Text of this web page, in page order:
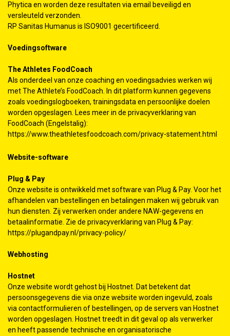
Phytica en worden deze resultaten via email beveiligd en
versleuteld verzonden.
RP Sanitas Humanus is ISO9001 gecertificeerd.
Voedingsoftware
The Athletes FoodCoach
Als onderdeel van onze coaching en voedingsadvies werken wij
met The Athlete’s FoodCoach. In dit platform kunnen gegevens
zoals voedingslogboeken, trainingsdata en persoonlijke doelen
worden opgeslagen. Lees meer in de privacyverklaring van
FoodCoach (Engelstalig):
https://www.theathletesfoodcoach.com/privacy-statement.html
Website-software
Plug & Pay
Onze website is ontwikkeld met software van Plug & Pay. Voor het
afhandelen van bestellingen en betalingen maken wij gebruik van
hun diensten. Zij verwerken onder andere NAW-gegevens en
betaalinformatie. Zie de privacyverklaring van Plug & Pay:
https://plugandpay.nl/privacy-policy/
Webhosting
Hostnet
Onze website wordt gehost bij Hostnet. Dat betekent dat
persoonsgegevens die via onze website worden ingevuld, zoals
via contactformulieren of bestellingen, op de servers van Hostnet
worden opgeslagen. Hostnet treedt in dit geval op als verwerker
en heeft passende technische en organisatorische